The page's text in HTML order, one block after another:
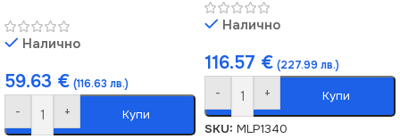
Налично
59.63 € (116.63 лв.)
- + Купи
Налично
116.57 € (227.99 лв.)
- + Купи
SKU: MLP1340